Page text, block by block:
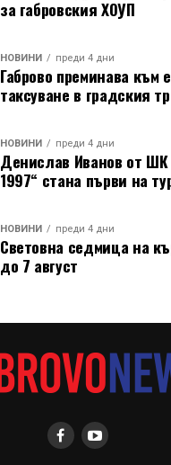
за габровския ХОУП
НОВИНИ преди 4 дни
Габрово преминава към
таксуване в градския
НОВИНИ преди 4 дни
Денислав Иванов от
1997“ стана първи на
НОВИНИ преди 4 дни
Световна седмица на
до 7 август